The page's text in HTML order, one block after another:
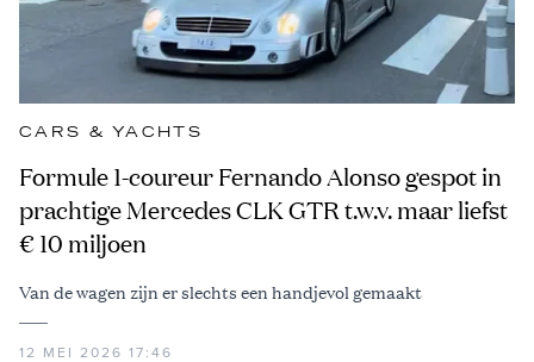
CARS & YACHTS
Formule 1-coureur Fernando Alonso gespot in
prachtige Mercedes CLK GTR t.w.v. maar liefst
€ 10 miljoen
Van de wagen zijn er slechts een handjevol gemaakt
12 MEI 2026 17:46